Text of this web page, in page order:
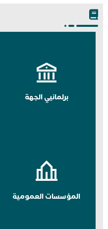
برلمانيي الجهة
المؤسسات العمومية